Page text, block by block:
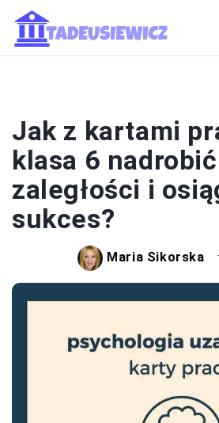
Jak z kartami
klasa 6 nadrobić
zaległości i
sukces?
Maria Sikorska